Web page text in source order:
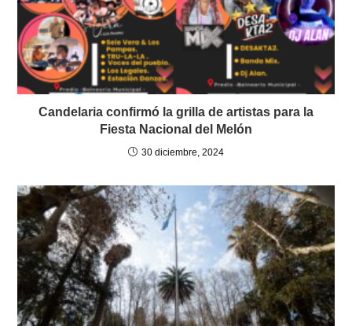
Candelaria confirmó la grilla de artistas para la
Fiesta Nacional del Melón
30 diciembre, 2024